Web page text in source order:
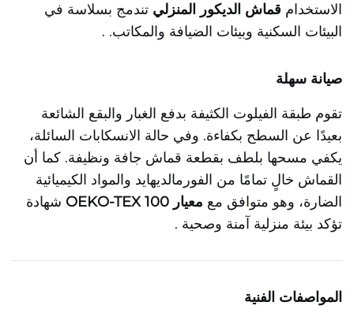
الاستخدام قماش الديكور المنزلي تندمج بسلاسة في
البيئات السكنية وبيئات الضيافة والمكاتب. .
صيانة سهلة
تقوم طبقة الفيلوت الكثيفة بدفع الغبار والبقع الشائعة
بعيدًا عن السطح بكفاءة. وفي حالة الانسكابات السائلة،
يكفي مسحها بلطف بقطعة قماش جافة ونظيفة. كما أن
القماش خالٍ تمامًا من الفورمالديهايد والمواد الكيميائية
الضارة، وهو متوافق مع معيار OEKO-TEX 100
شهادة
تؤكد بيئة منزلية آمنة وصحية .
المواصفات الفنية